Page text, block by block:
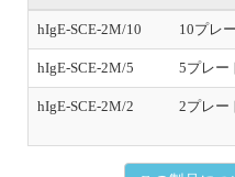
hIgE-SCE-2M/10 10プレ
hIgE-SCE-2M/5 5プレー
hIgE-SCE-2M/2 2プレー